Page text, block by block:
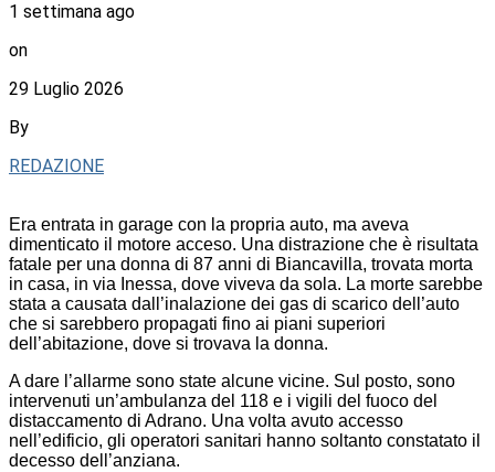
1 settimana ago
on
29 Luglio 2026
By
REDAZIONE
Era entrata in garage con la propria auto, ma aveva
dimenticato il motore acceso. Una distrazione che è risultata
fatale per una donna di 87 anni di Biancavilla, trovata morta
in casa, in via Inessa, dove viveva da sola. La morte sarebbe
stata a causata dall’inalazione dei gas di scarico dell’auto
che si sarebbero propagati fino ai piani superiori
dell’abitazione, dove si trovava la donna.
A dare l’allarme sono state alcune vicine. Sul posto, sono
intervenuti un’ambulanza del 118 e i vigili del fuoco del
distaccamento di Adrano. Una volta avuto accesso
nell’edificio, gli operatori sanitari hanno soltanto constatato il
decesso dell’anziana.